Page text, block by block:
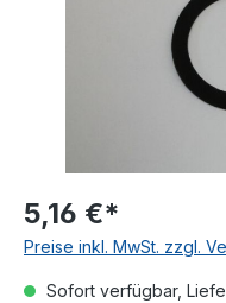
5,16 €*
Preise inkl. MwSt. zzgl.
Sofort verfügbar,